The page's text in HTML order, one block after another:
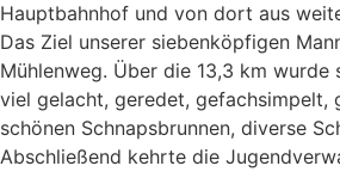
Hauptbahnhof und von dort aus
Das Ziel unserer siebenköpfigen
Mühlenweg. Über die 13,3 km wurde
viel gelacht, geredet, gefachsimpelt,
schönen Schnapsbrunnen, diverse
Abschließend kehrte die